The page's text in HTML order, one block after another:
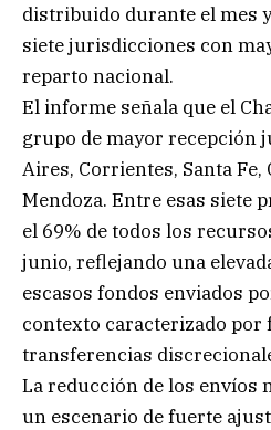
distribuido durante el mes
siete jurisdicciones con
reparto nacional.
El informe señala que el
grupo de mayor recepción
Aires, Corrientes, Santa Fe,
Mendoza. Entre esas siete
el 69% de todos los
junio, reflejando una
escasos fondos enviados
contexto caracterizado por
transferencias
La reducción de los envíos
un escenario de fuerte